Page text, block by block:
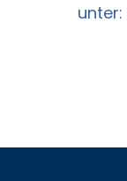
unter: